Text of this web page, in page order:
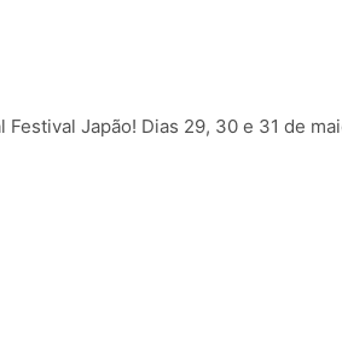
Japão! Dias 29, 30 e 31 de